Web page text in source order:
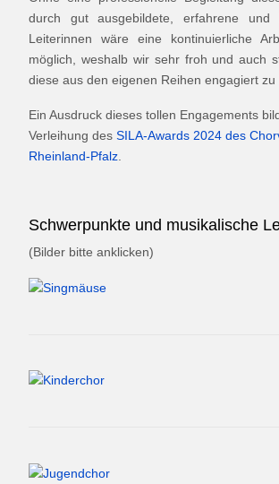
durch gut ausgebildete, erfahrene und
Leiterinnen wäre eine kontinuierliche
möglich, weshalb wir sehr froh und auch
diese aus den eigenen Reihen engagiert zu
Ein Ausdruck dieses tollen Engagements
Verleihung des SILA-Awards 2024 des
Rheinland-Pfalz
Schwerpunkte und musikalische
(Bilder bitte anklicken)